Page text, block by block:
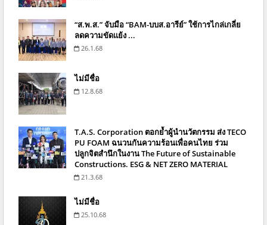
“ส.พ.ส.” จับมือ “BAM-บบส.อารีย์” ใช้การไกล่เกลี่ย
ลดความขัดแย้ง ...
26.1.68
ไม่มีชื่อ
12.8.68
T.A.S. Corporation ตอกย้ำผู้นำนวัตกรรม ส่ง TECO
PU FOAM ฉนวนกันความร้อนเพื่อคนไทย ร่วม
ปลูกจิตสำนึกในงาน The Future of Sustainable
Constructions. ESG & NET ZERO MATERIAL
21.3.68
ไม่มีชื่อ
25.10.68